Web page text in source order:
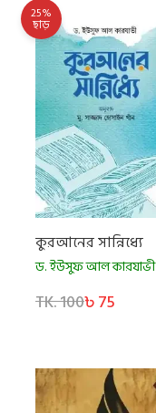
25%
ছাড়
কুরআনের সান্নিধ্যে
ড. ইউসুফ আল কারযাভী
TK. 100৳ 75